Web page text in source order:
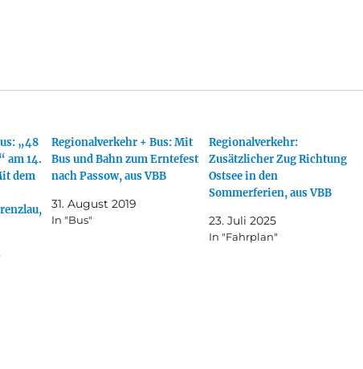
„48
am 14.
dem
Regionalverkehr + Bus: Mit
Bus und Bahn zum Erntefest
nach Passow, aus VBB
31. August 2019
In "Bus"
Regionalverkehr:
Zusätzlicher Zug Richtung
Ostsee in den
Sommerferien, aus VBB
23. Juli 2025
In "Fahrplan"